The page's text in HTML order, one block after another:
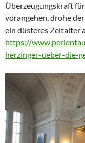
Überzeugungskraft
vorangehen, drohe
ein düsteres Zeitalter
https://
herzinger-ueber-die-